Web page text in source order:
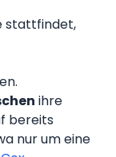
stattfindet,
ihre
bereits
nur um eine